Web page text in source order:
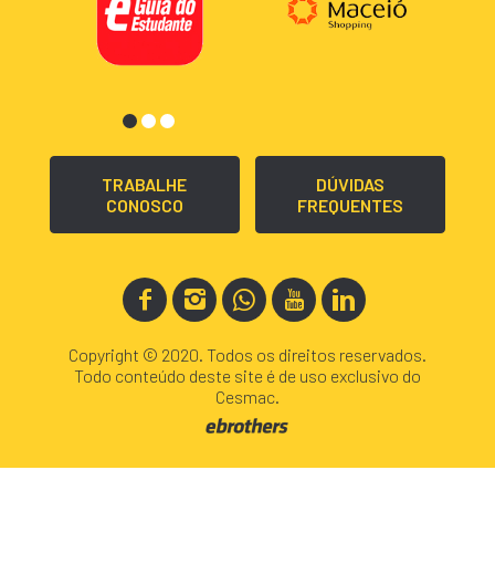
TRABALHE
CONOSCO
DÚVIDAS
FREQUENTES
Copyright © 2020. Todos os direitos reservados.
Todo conteúdo deste site é de uso exclusivo do
Cesmac.